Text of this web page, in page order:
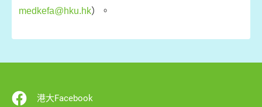
medkefa@hku.hk）。
港大Facebook